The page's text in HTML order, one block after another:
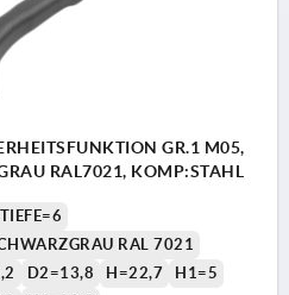
GR.1 M05,
RAL7021, KOMP:STAHL
RAL 7021
D2=13,8 H=22,7
H1=5